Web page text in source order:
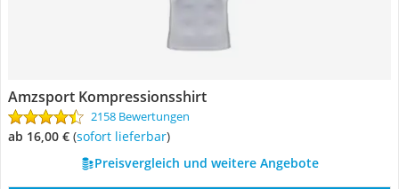
Amzsport Kompressionsshirt
2158 Bewertungen
ab 16,00 € ( Sofort lieferbar)
Preisvergleich und weitere Angebote